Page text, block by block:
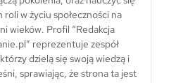
roli w życiu społeczności na
wieków. Profil “Redakcja
reprezentuje zespół
dzielą się swoją wiedzą i
sprawiając, że strona ta jest